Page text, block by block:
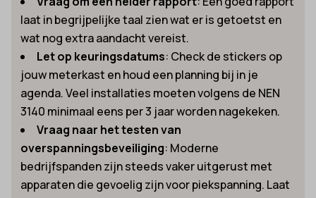
laat in begrijpelijke taal zien wat er is getoetst en
wat nog extra aandacht vereist.
Let op keuringsdatums: Check de stickers op
jouw meterkast en houd een planning bij in je
agenda. Veel installaties moeten volgens de NEN
3140 minimaal eens per 3 jaar worden nagekeken.
Vraag naar het testen van
overspanningsbeveiliging: Moderne
bedrijfspanden zijn steeds vaker uitgerust met
apparaten die gevoelig zijn voor piekspanning. Laat